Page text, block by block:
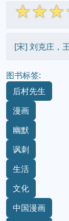
☆☆☆
[宋] 刘克庄，
图书标签:
后村先生
漫画
幽默
讽刺
生活
文化
中国漫画